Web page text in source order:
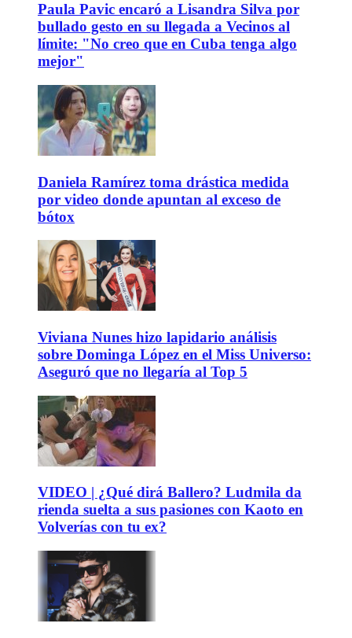
Paula Pavic encaró a Lisandra Silva por
bullado gesto en su llegada a Vecinos al
límite: "No creo que en Cuba tenga algo
mejor"
Daniela Ramírez toma drástica medida
por video donde apuntan al exceso de
bótox
Viviana Nunes hizo lapidario análisis
sobre Dominga López en el Miss Universo:
Aseguró que no llegaría al Top 5
VIDEO | ¿Qué dirá Ballero? Ludmila da
rienda suelta a sus pasiones con Kaoto en
Volverías con tu ex?